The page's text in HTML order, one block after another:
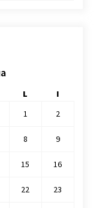
L
I
1
2
8 9
15 16
22 23